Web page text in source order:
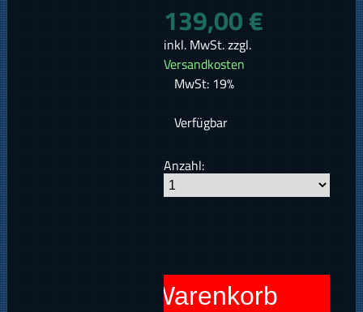
139,00 €
inkl. MwSt. zzgl.
Versandkosten
MwSt: 19%
Verfügbar
Anzahl:
In den Warenkorb